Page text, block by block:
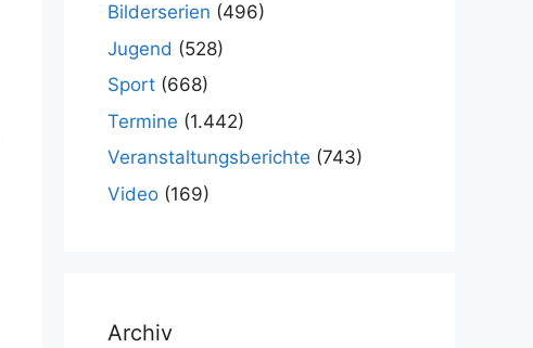
Bilderserien (496)
Jugend (528)
Sport (668)
Termine (1.442)
Veranstaltungsberichte (743)
Video (169)
Archiv